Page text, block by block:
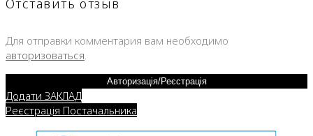
Для отправки комментария вам необходимо
авторизоваться
Авторизація/Реєстрація
Додати ЗАКЛАД
Реєстрація Постачальника